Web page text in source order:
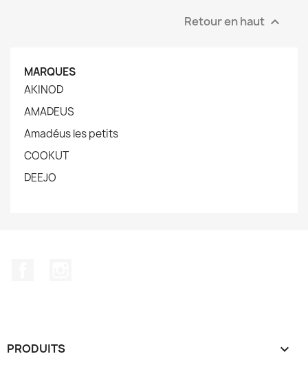
Retour en haut 
MARQUES
AKINOD
AMADEUS
Amadéus les petits
COOKUT
DEEJO
PRODUITS 